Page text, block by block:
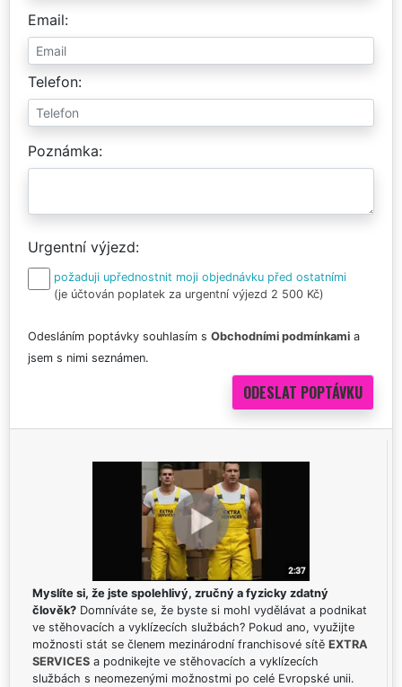
Email
Telefon
Poznámka
Urgentní výjezd
požaduji upřednostnit moji objednávku před ostatními
(je účtován poplatek za urgentní výjezd 2 500 Kč)
Odesláním poptávky souhlasím s Obchodními podmínkami a
jsem s nimi seznámen.
Myslíte si, že jste spolehlivý, zručný a fyzicky zdatný
člověk? Domníváte se, že byste si mohl vydělávat a podnikat
ve stěhovacích a vyklízecích službách? Pokud ano, využijte
možnosti stát se členem mezinárodní franchisové sítě EXTRA
SERVICES a podnikejte ve stěhovacích a vyklízecích
službách s neomezenými možnostmi po celé Evropské unii.